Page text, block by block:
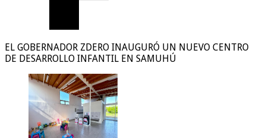
EL GOBERNADOR ZDERO INAUGURÓ UN NUEVO CENTRO
DE DESARROLLO INFANTIL EN SAMUHÚ